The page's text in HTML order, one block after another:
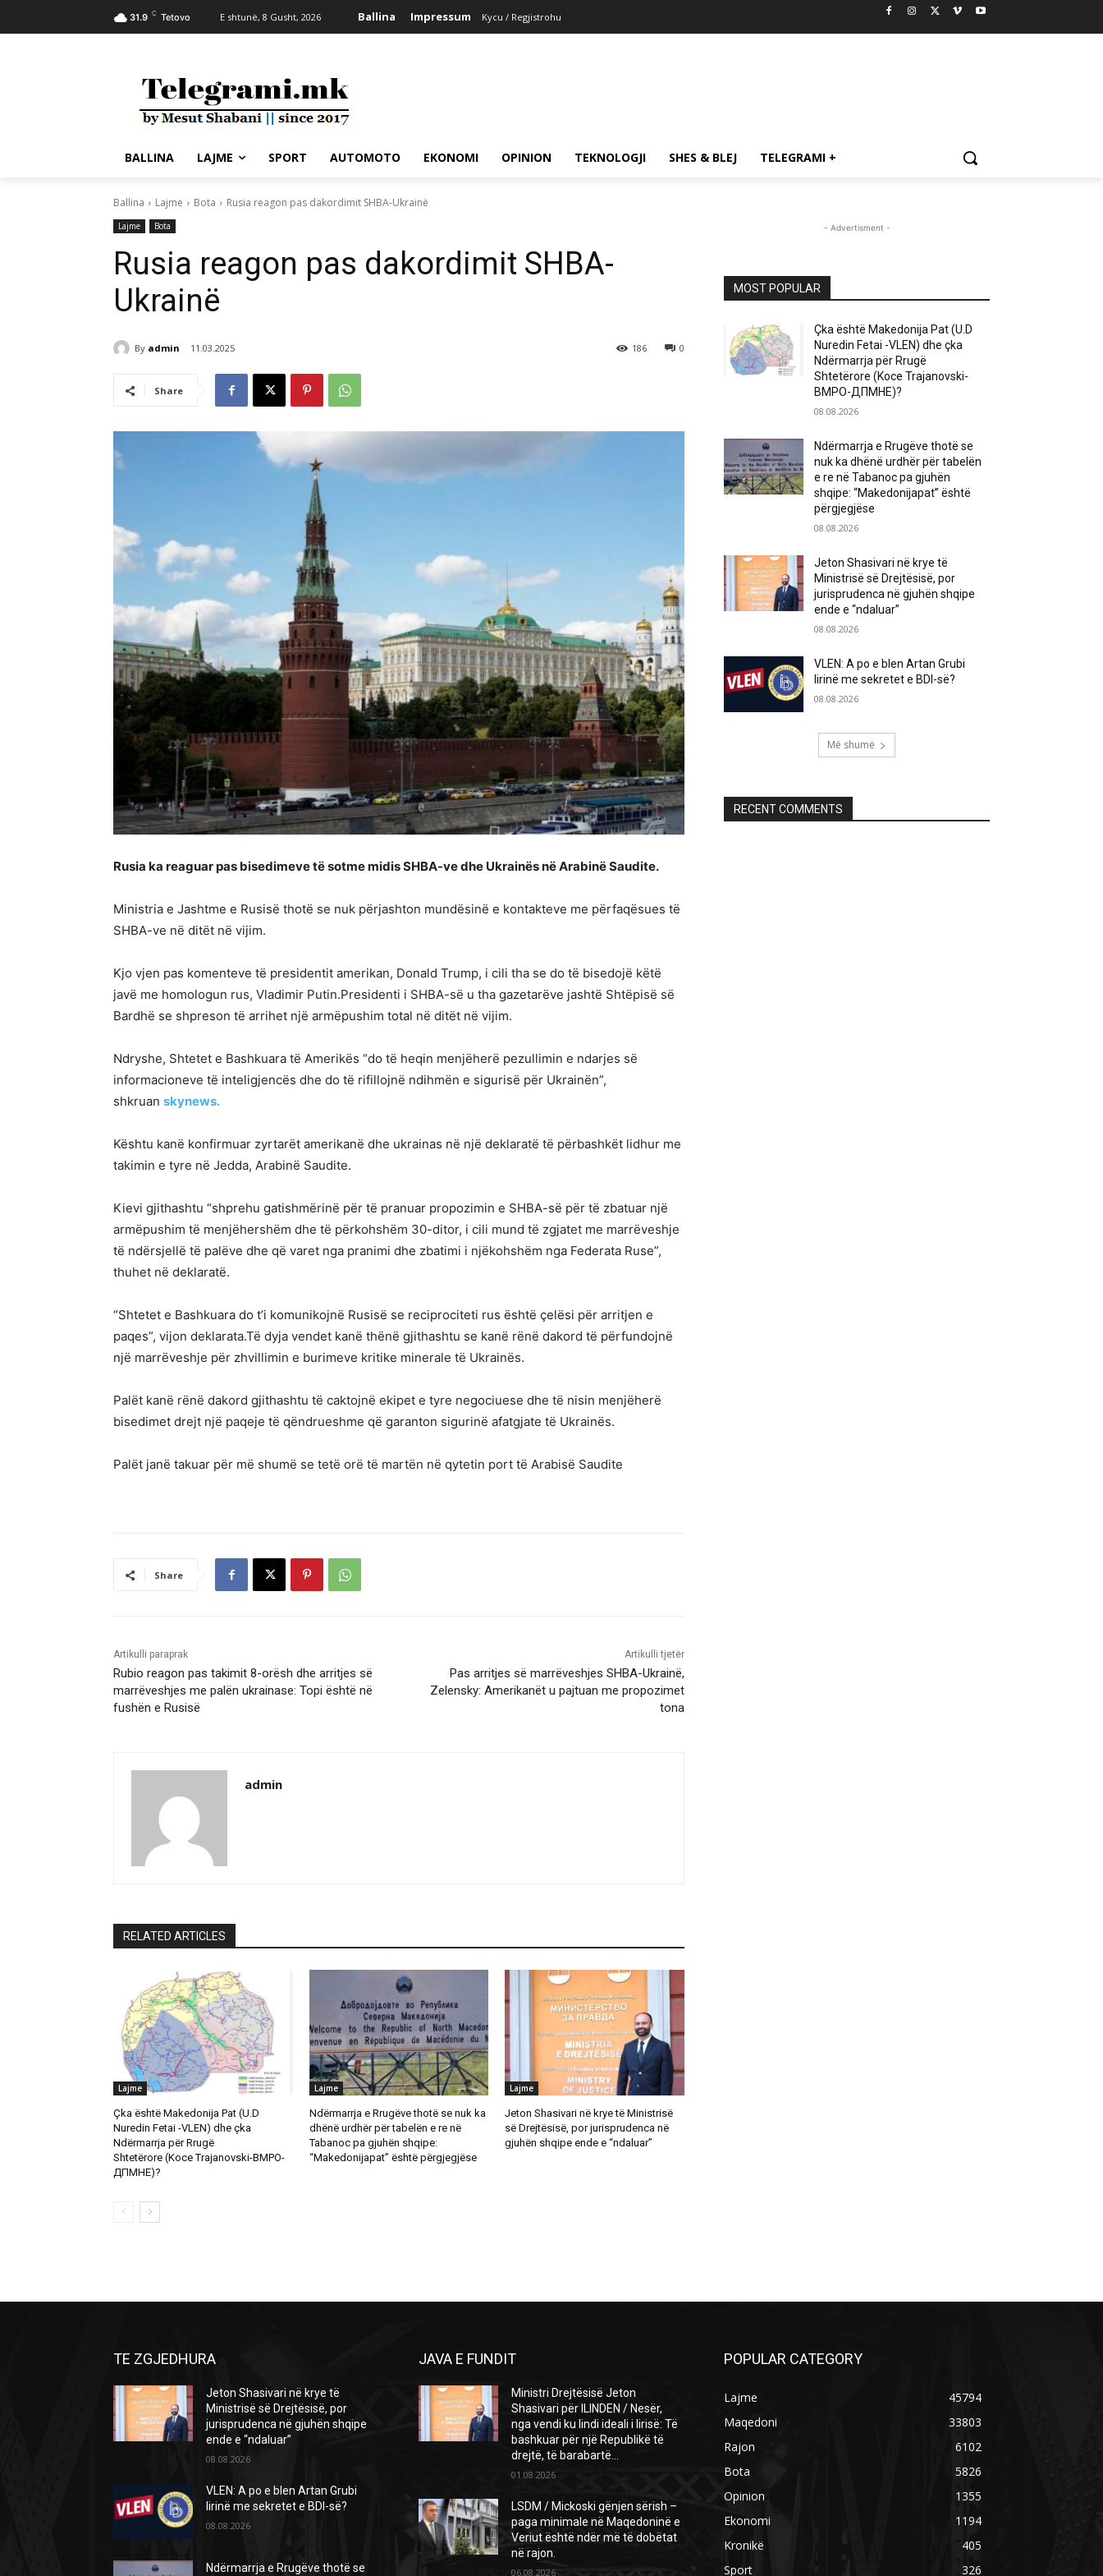
31.9 C Tetovo E shtunë, 8 Gusht, 2026 Ballina Impressum Kycu / Regjistrohu
BALLINA LAJME SPORT AUTOMOTO EKONOMI OPINION TEKNOLOGJI SHES & BLEJ TELEGRAMI +
Ballina Lajme Bota Rusia reagon pas dakordimit SHBA-Ukrainë
Lajme Bota
Rusia reagon pas dakordimit SHBA-
Ukrainë
By admin 11.03.2025 0
186
Share
Rusia ka reaguar pas bisedimeve të sotme midis SHBA-ve dhe Ukrainës në Arabinë Saudite.
Ministria e Jashtme e Rusisë thotë se nuk përjashton mundësinë e kontakteve me përfaqësues të
SHBA-ve në ditët në vijim.
Kjo vjen pas komenteve të presidentit amerikan, Donald Trump, i cili tha se do të bisedojë këtë
javë me homologun rus, Vladimir Putin.Presidenti i SHBA-së u tha gazetarëve jashtë Shtëpisë së
Bardhë se shpreson të arrihet një armëpushim total në ditët në vijim.
Ndryshe, Shtetet e Bashkuara të Amerikës “do të heqin menjëherë pezullimin e ndarjes së
informacioneve të inteligjencës dhe do të rifillojnë ndihmën e sigurisë për Ukrainën”,
shkruan skynews.
Kështu kanë konfirmuar zyrtarët amerikanë dhe ukrainas në një deklaratë të përbashkët lidhur me
takimin e tyre në Jedda, Arabinë Saudite.
Kievi gjithashtu “shprehu gatishmërinë për të pranuar propozimin e SHBA-së për të zbatuar një
armëpushim të menjëhershëm dhe të përkohshëm 30-ditor, i cili mund të zgjatet me marrëveshje
të ndërsjellë të palëve dhe që varet nga pranimi dhe zbatimi i njëkohshëm nga Federata Ruse”,
thuhet në deklaratë.
“Shtetet e Bashkuara do t’i komunikojnë Rusisë se reciprociteti rus është çelësi për arritjen e
paqes”, vijon deklarata.Të dyja vendet kanë thënë gjithashtu se kanë rënë dakord të përfundojnë
një marrëveshje për zhvillimin e burimeve kritike minerale të Ukrainës.
Palët kanë rënë dakord gjithashtu të caktojnë ekipet e tyre negociuese dhe të nisin menjëherë
bisedimet drejt një paqeje të qëndrueshme që garanton sigurinë afatgjate të Ukrainës.
Palët janë takuar për më shumë se tetë orë të martën në qytetin port të Arabisë Saudite
Share
Artikulli paraprak
Rubio reagon pas takimit 8-orësh dhe arritjes së
marrëveshjes me palën ukrainase: Topi është në
fushën e Rusisë
Artikulli tjetër
Pas arritjes së marrëveshjes SHBA-Ukrainë,
Zelensky: Amerikanët u pajtuan me propozimet
tona
admin
RELATED ARTICLES
Lajme
Çka është Makedonija Pat (U.D
Nuredin Fetai -VLEN) dhe çka
Ndërmarrja për Rrugë
Shtetërore (Koce Trajanovski-ВМРО-
ДПМНЕ)?
Lajme
Ndërmarrja e Rrugëve thotë se nuk ka
dhënë urdhër për tabelën e re në
Tabanoc pa gjuhën shqipe:
“Makedonijapat” është përgjegjëse
Lajme
Jeton Shasivari në krye të Ministrisë
së Drejtësisë, por jurisprudenca në
gjuhën shqipe ende e “ndaluar”
- Advertisment -
MOST POPULAR
Çka është Makedonija Pat (U.D
Nuredin Fetai -VLEN) dhe çka
Ndërmarrja për Rrugë
Shtetërore (Koce Trajanovski-
ВМРО-ДПМНЕ)?
08.08.2026
Ndërmarrja e Rrugëve thotë se
nuk ka dhënë urdhër për tabelën
e re në Tabanoc pa gjuhën
shqipe: “Makedonijapat” është
përgjegjëse
08.08.2026
Jeton Shasivari në krye të
Ministrisë së Drejtësisë, por
jurisprudenca në gjuhën shqipe
ende e “ndaluar”
08.08.2026
VLEN: A po e blen Artan Grubi
lirinë me sekretet e BDI-së?
08.08.2026
Më shumë
RECENT COMMENTS
TE ZGJEDHURA
Jeton Shasivari në krye të
Ministrisë së Drejtësisë, por
jurisprudenca në gjuhën shqipe
ende e “ndaluar”
08.08.2026
VLEN: A po e blen Artan Grubi
lirinë me sekretet e BDI-së?
08.08.2026
Ndërmarrja e Rrugëve thotë se
JAVA E FUNDIT
Ministri Drejtësisë Jeton
Shasivari për ILINDEN / Nesër,
nga vendi ku lindi ideali i lirisë: Të
bashkuar për një Republikë të
drejtë, të barabartë...
01.08.2026
LSDM / Mickoski gënjen sërish –
paga minimale në Maqedoninë e
Veriut është ndër më të dobëtat
në rajon.
06.08.2026
POPULAR CATEGORY
Lajme
45794
Maqedoni
33803
Rajon
6102
Bota
5826
Opinion
1355
Ekonomi
1194
Kronikë
405
Sport
326